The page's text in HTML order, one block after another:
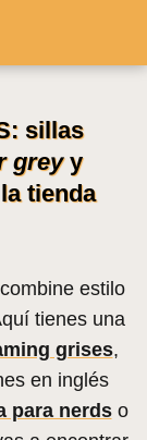
sillas
greyy
tienda
estilo
tienes una
grises,
en inglés
para nerdso